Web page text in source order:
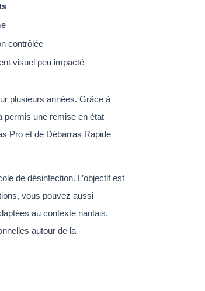
contrôlée
visuel peu impacté
plusieurs années. Grâce à
permis une remise en état
Pro et de Débarras Rapide
de désinfection. L’objectif est
vous pouvez aussi
au contexte nantais.
autour de la